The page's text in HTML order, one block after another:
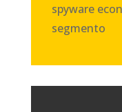
spyware
segmento